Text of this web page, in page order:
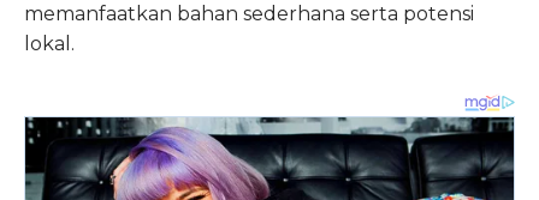
memanfaatkan bahan sederhana serta potensi
lokal.